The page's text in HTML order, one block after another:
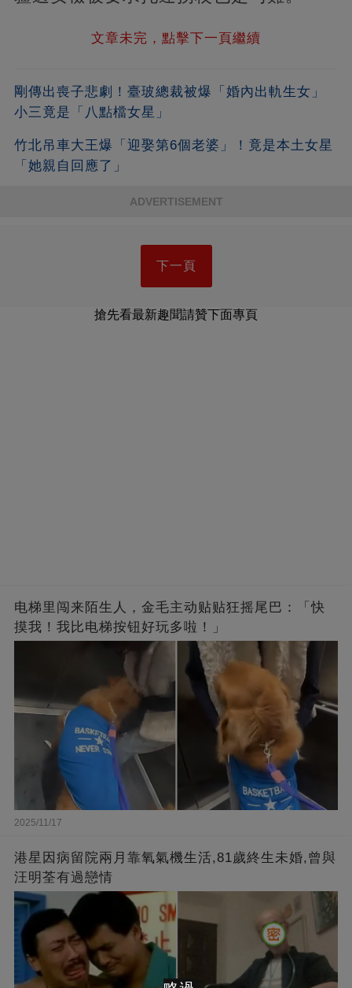
文章未完，點擊下一頁繼續
剛傳出喪子悲劇！臺玻總裁被爆「婚內出軌生女」
小三竟是「八點檔女星」
竹北吊車大王爆「迎娶第6個老婆」！竟是本土女星
「她親自回應了」
ADVERTISEMENT
下一頁
搶先看最新趣聞請贊下面專頁
电梯里闯来陌生人，金毛主动贴贴狂摇尾巴：「快
摸我！我比电梯按钮好玩多啦！」
2025/11/17
港星因病留院兩月靠氧氣機生活,81歲終生未婚,曾與
汪明荃有過戀情